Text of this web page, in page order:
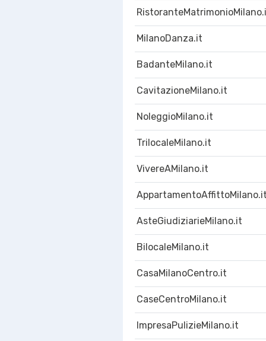
MilanoDanza.it
BadanteMilano.it
CavitazioneMilano.it
NoleggioMilano.it
TrilocaleMilano.it
VivereAMilano.it
AppartamentoAffittoMilano.it
AsteGiudiziarieMilano.it
BilocaleMilano.it
CasaMilanoCentro.it
CaseCentroMilano.it
ImpresaPulizieMilano.it